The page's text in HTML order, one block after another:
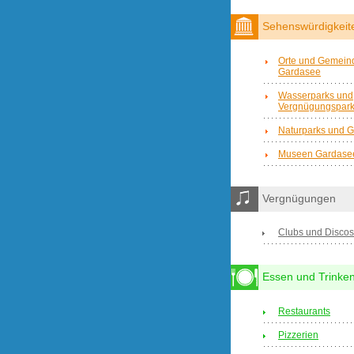
Orte und
Gardasee
Wasserparks und
Naturparks und
Museen
Vergnügungen
Clubs und Discos
Essen und
Restaurants
Pizzerien